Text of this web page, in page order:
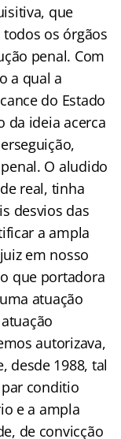
que
os órgãos
penal. Com
a qual a
do Estado
da ideia acerca
O aludido
real, tinha
desvios das
a ampla
em nosso
que portadora
atuação
autorizava,
desde 1988, tal
conditio
e a ampla
de convicção